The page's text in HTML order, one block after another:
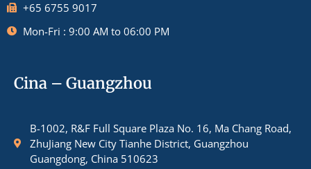
+65 6755 9017
Mon-Fri : 9:00 AM to 06:00 PM
Cina – Guangzhou
B-1002, R&F Full Square Plaza No. 16, Ma Chang Road,
ZhuJiang New City Tianhe District, Guangzhou
Guangdong, China 510623